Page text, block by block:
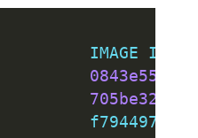
IMAGE ID